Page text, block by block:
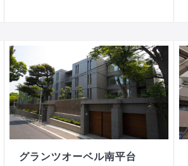
グランツオーベル南平台